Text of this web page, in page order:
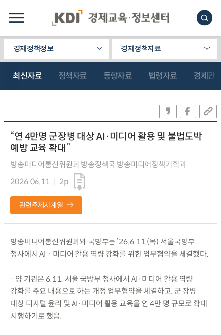
경제정책정보 경제정책자료
최신자료 정책자료 동향자료 법령자료 경제관
“연 4만명 군장병 대상 AI·미디어 활용 및 불법도박
예방 교육 확대”
방송미디어통신위원회 방송정책국 방송미디어정책기획과
2026.06.11
2p
관련주제시계열
방송미디어통신위원회와 국방부는 ’26.6.11.(목) 서울국방부
청사에서 AIㆍ미디어 활용 역량 강화를 위한 업무협약을 체결했다.
- 양 기관은 6.11. 서울 국방부 청사에서 AI·미디어 활용 역량
강화를 주요 내용으로 하는 개정 업무협약을 체결하고, 군 장병
대상 디지털 윤리 및 AI·미디어 활용 교육을 연 4만 명 규모로 확대
시행하기로 했음.